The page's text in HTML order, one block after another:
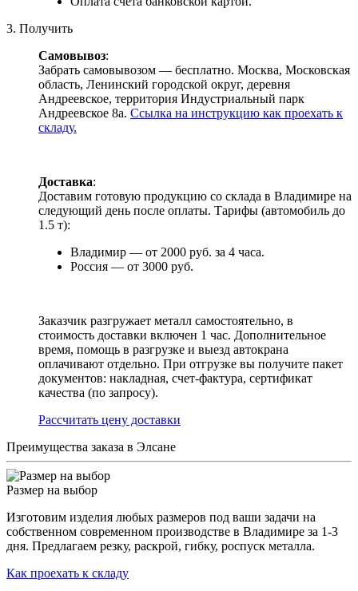
3. Получить
Самовывоз:
Забрать самовывозом — бесплатно. Москва, Московская
область, Ленинский городской округ, деревня
Андреевское, территория Индустриальный парк
Андреевское 8а. Ссылка на инструкцию как проехать к
складу.
Доставка:
Доставим готовую продукцию со склада в Владимире на
следующий день после оплаты. Тарифы (автомобиль до
1.5 т):
Владимир — от 2000 руб. за 4 часа.
Россия — от 3000 руб.
Заказчик разгружает металл самостоятельно, в
стоимость доставки включен 1 час. Дополнительное
время, помощь в разгрузке и выезд автокрана
оплачивают отдельно. При отгрузке вы получите пакет
документов: накладная, счет-фактура, сертификат
качества (по запросу).
Раcсчитать цену доставки
Преимущества заказа в Элсане
Размер на выбор
Изготовим изделия любых размеров под ваши задачи на
собственном современном производстве в Владимире за 1-3
дня. Предлагаем резку, раскрой, гибку, роспуск металла.
Как проехать к складу